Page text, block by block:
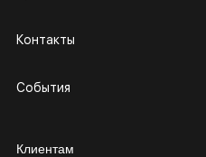
Контакты
События
Клиентам